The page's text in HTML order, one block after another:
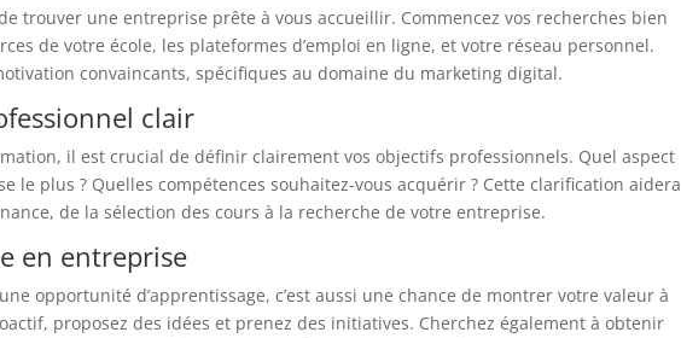
trouver une entreprise prête à vous accueillir. Commencez vos recherches bien
de votre école, les plateformes d’emploi en ligne, et votre réseau personnel.
convaincants, spécifiques au domaine du marketing digital.
clair
il est crucial de définir clairement vos objectifs professionnels. Quel aspect
le plus ? Quelles compétences souhaitez-vous acquérir ? Cette clarification aidera
de la sélection des cours à la recherche de votre entreprise.
en entreprise
opportunité d’apprentissage, c’est aussi une chance de montrer votre valeur à
proposez des idées et prenez des initiatives. Cherchez également à obtenir